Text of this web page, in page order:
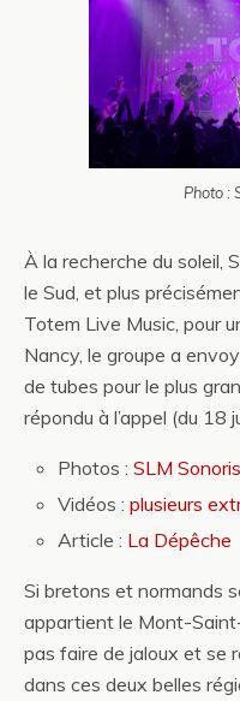
Photo :
À la recherche du soleil,
le Sud, et plus
Totem Live Music, pour
Nancy, le groupe a
de tubes pour le plus
répondu à l’appel (du 18
Photos :SLM
Vidéos :plusieurs
Article : La Dépêche
Si bretons et normands
appartient le Mont-
pas faire de jaloux et se
dans ces deux belles